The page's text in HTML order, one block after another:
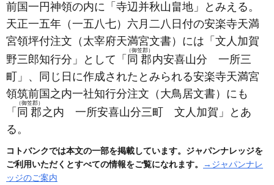
前国一円神領の内に「寺辺并秋山畠地」とみえる。
天正一五年 （一五八七） 六月二八日付の安楽寺天満
宮領坪付注文 （太宰府天満宮文書） には「文人加賀
野三郎知行分」として「 同郡
（御笠郡）
内安喜山分 一所三
町」、同じ日に作成されたとみられる安楽寺天満宮
領筑前国之内一社知行分注文 （大鳥居文書） にも
「 同郡
（御笠郡）
之内 一所安喜山分三町 文人加賀」とあ
る。
コトバンクでは本文の一部を掲載しています。ジャパンナレッジを
ご利用いただくとすべての情報をご覧になれます。
→ジャパンナレ
ッジのご案内